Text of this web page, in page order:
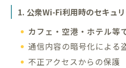
1. 公衆Wi-Fi利用時のセキュ
カフェ・空港・ホテル等
通信内容の暗号化による
不正アクセスからの保護